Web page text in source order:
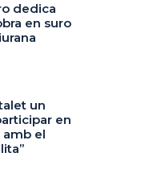
dedica
en suro
un
en
amb el